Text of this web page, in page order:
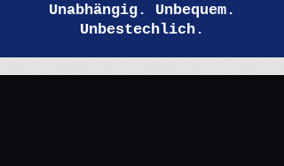
Unabhängig. Unbequem.
Unbestechlich.